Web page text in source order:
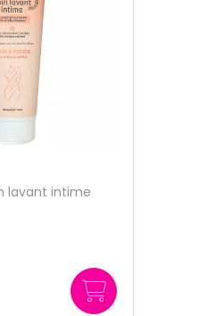
Microcapsulé
120ml